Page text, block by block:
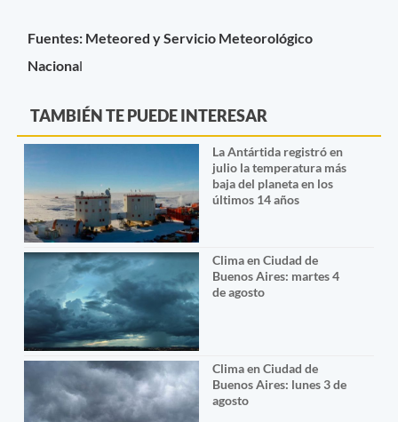
Fuentes: Meteored y Servicio Meteorológico
Nacional
TAMBIÉN TE PUEDE INTERESAR
La Antártida registró en
julio la temperatura más
baja del planeta en los
últimos 14 años
Clima en Ciudad de
Buenos Aires: martes 4
de agosto
Clima en Ciudad de
Buenos Aires: lunes 3 de
agosto